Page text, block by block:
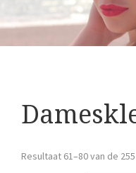
Resultaat 61–80 van de